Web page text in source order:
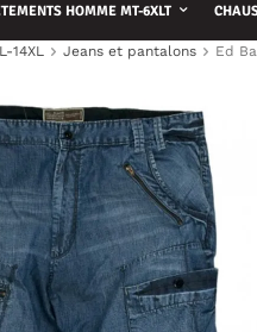
HOMME MT-6XLT
14XL Jeans et pantalons Ed